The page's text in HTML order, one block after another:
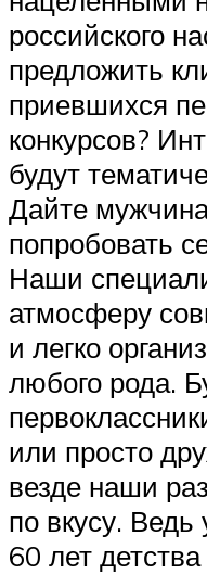
российского
предложить
приевшихся
конкурсов?
будут
Дайте
попробовать
Наши
атмосферу
и легко
любого рода.
или просто
везде наши
по вкусу.
60 лет